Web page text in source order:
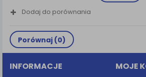
Dodaj do porównania
Porównaj (0)
INFORMACJE MOJE